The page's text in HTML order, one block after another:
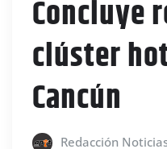
Concluye
clúster
Cancún
Redacción